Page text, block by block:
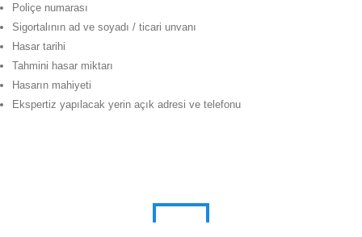
Poliçe numarası
Sigortalının ad ve soyadı / ticari unvanı
Hasar tarihi
Tahmini hasar miktarı
Hasarın mahiyeti
Ekspertiz yapılacak yerin açık adresi ve telefonu